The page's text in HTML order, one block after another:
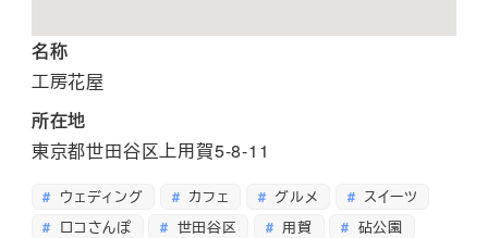
名称
工房花屋
所在地
東京都世田谷区上用賀5-8-11
ウェディング カフェ グルメ
スイーツ
ロコさんぽ
世田谷区 用賀
砧公園